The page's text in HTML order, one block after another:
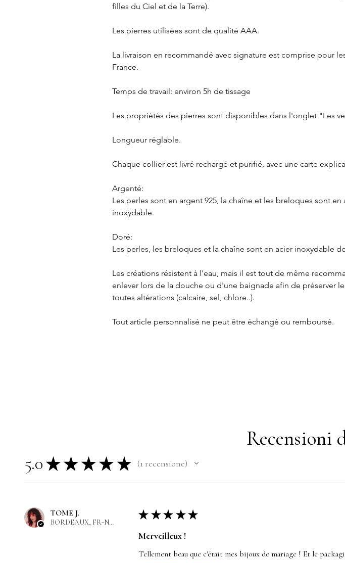
filles du Ciel et de la Terre).
Les pierres utilisées sont de qualité AAA.
La livraison en recommandé avec signature est comprise pour
France.
Temps de travail: environ 5h de tissage
Les propriétés des pierres sont disponibles dans l'onglet "Les
Longueur réglable.
Chaque collier est livré rechargé et purifié, avec une carte
Argenté:
Les perles sont en argent 925, la chaîne et les breloques sont en
inoxydable.
Doré:
Les perles, les breloques et la chaîne sont en acier inoxydable
Les créations résistent à l'eau, mais il est tout de même
enlever lors de la douche ou d'une baignade afin de préserver
toutes altérations (calcaire, sel, chlore..).
Tout article personnalisé ne peut être échangé ou remboursé.
Recensioni
5.0 ★ ★ ★ ★ ★ 1recensione
TOME J.
BORDEAUX, FR-NAQ
★ ★ ★ ★ ★
Merveilleux !
Tellement beau que c'était mes bijoux de mariage ! Et le